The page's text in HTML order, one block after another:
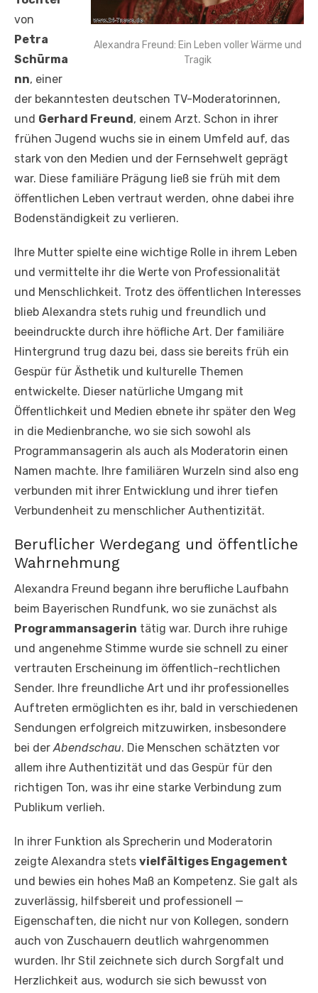
Alexandra Freund: Ein Leben voller Wärme und
Tragik
von
Petra
Schürma
nn, einer
der bekanntesten deutschen TV-Moderatorinnen,
und Gerhard Freund , einem Arzt. Schon in ihrer
frühen Jugend wuchs sie in einem Umfeld auf, das
stark von den Medien und der Fernsehwelt geprägt
war. Diese familiäre Prägung ließ sie früh mit dem
öffentlichen Leben vertraut werden, ohne dabei ihre
Bodenständigkeit zu verlieren.
Ihre Mutter spielte eine wichtige Rolle in ihrem Leben
und vermittelte ihr die Werte von Professionalität
und Menschlichkeit. Trotz des öffentlichen Interesses
blieb Alexandra stets ruhig und freundlich und
beeindruckte durch ihre höfliche Art. Der familiäre
Hintergrund trug dazu bei, dass sie bereits früh ein
Gespür für Ästhetik und kulturelle Themen
entwickelte. Dieser natürliche Umgang mit
Öffentlichkeit und Medien ebnete ihr später den Weg
in die Medienbranche, wo sie sich sowohl als
Programmansagerin als auch als Moderatorin einen
Namen machte. Ihre familiären Wurzeln sind also eng
verbunden mit ihrer Entwicklung und ihrer tiefen
Verbundenheit zu menschlicher Authentizität.
Beruflicher Werdegang und öffentliche
Wahrnehmung
Alexandra Freund begann ihre berufliche Laufbahn
beim Bayerischen Rundfunk, wo sie zunächst als
Programmansagerin tätig war. Durch ihre ruhige
und angenehme Stimme wurde sie schnell zu einer
vertrauten Erscheinung im öffentlich-rechtlichen
Sender. Ihre freundliche Art und ihr professionelles
Auftreten ermöglichten es ihr, bald in verschiedenen
Sendungen erfolgreich mitzuwirken, insbesondere
bei derAbendschau. Die Menschen schätzten vor
allem ihre Authentizität und das Gespür für den
richtigen Ton, was ihr eine starke Verbindung zum
Publikum verlieh.
In ihrer Funktion als Sprecherin und Moderatorin
zeigte Alexandra stets vielfältiges Engagement
und bewies ein hohes Maß an Kompetenz. Sie galt als
zuverlässig, hilfsbereit und professionell —
Eigenschaften, die nicht nur von Kollegen, sondern
auch von Zuschauern deutlich wahrgenommen
wurden. Ihr Stil zeichnete sich durch Sorgfalt und
Herzlichkeit aus, wodurch sie sich bewusst von